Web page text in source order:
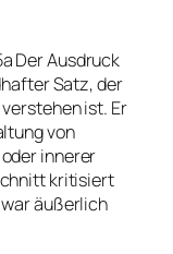
Der Ausdruck
Satz, der
ist. Er
von
innerer
kritisiert
äußerlich